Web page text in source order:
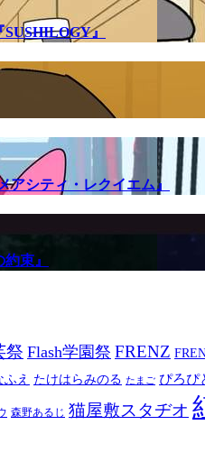
』
シティ・レクイエム』
束』
祭 Flash学園祭 FRENZ
ふえ たけはらみのる たまご ぴろぴ
森野あるじ 猫屋敷スタヂオ